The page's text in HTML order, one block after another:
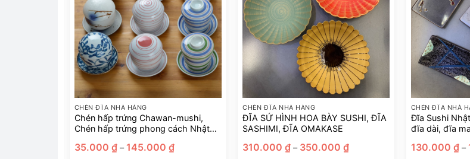
CHÉN ĐĨA NHÀ HÀNG
Chén hấp trứng Chawan-mushi,
Chén hấp trứng phong cách Nhật
35.000 ₫ – 145.000 ₫Khoảng
giá:
CHÉN ĐĨA NHÀ HÀNG
ĐĨA SỨ HÌNH HOA BÀY SUSHI, ĐĨA
SASHIMI, ĐĨA OMAKASE
310.000₫ – 350.000₫Khoảng
CHÉN ĐĨA NHÀ
Đĩa Sushi
đĩa dài, đĩa
130.000 ₫ –